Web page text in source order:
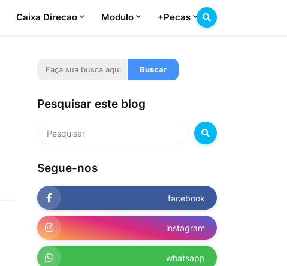
Caixa Direcao Modulo +Pecas
Pesquisar este blog
Segue-nos
facebook
instagram
whatsapp